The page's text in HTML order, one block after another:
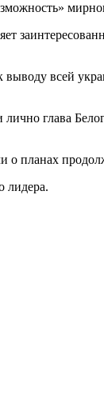
всей
глава
планах
лидера.